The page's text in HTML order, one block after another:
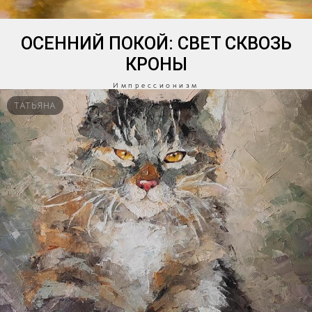
ОСЕННИЙ ПОКОЙ: СВЕТ СКВОЗЬ
КРОНЫ
Импрессионизм
ТАТЬЯНА